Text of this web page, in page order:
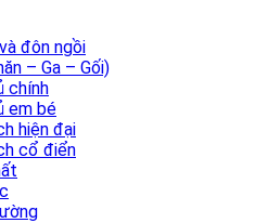
đôn ngồi
– Ga – Gối)
chính
em bé
hiện đại
cổ điển